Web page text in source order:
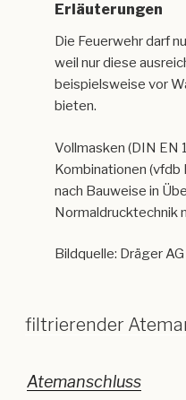
Erläuterungen
Die Feuerwehr darf
weil nur diese
beispielsweise vor
bieten.
Vollmasken (DIN EN
Kombinationen (vfdb
nach Bauweise in
Normaldrucktechnik
Bildquelle: Dräger AG
filtrierender
Atemanschluss